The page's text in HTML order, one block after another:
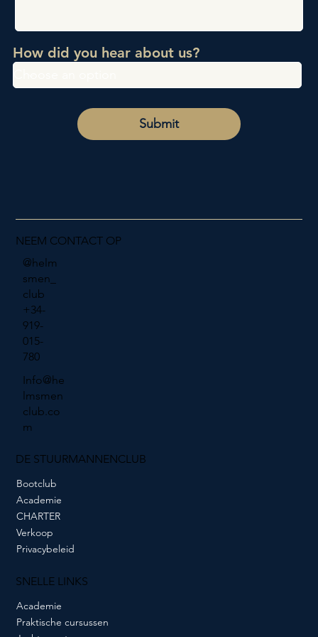
NEEM CONTACT OP
@helm
smen_
club
+34-
919-
015-
780
Info@he
lmsmen
club.co
m
SNELLE LINKS
Academie
Praktische cursussen
DE STUURMANNENCLUB
Bootclub
Academie
CHARTER
Verkoop
Privacybeleid
Submit
How did you hear about us?